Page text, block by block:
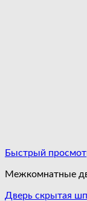
Быстрый
Межкомнатные
Дверь скрытая